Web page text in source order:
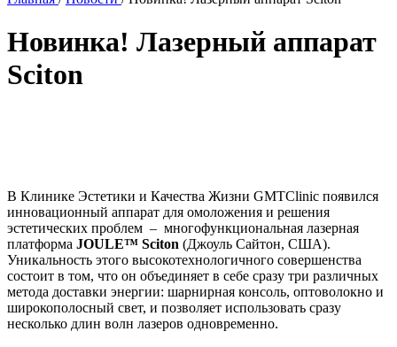
Новинка! Лазерный аппарат
Sciton
В Клинике Эстетики и Качества Жизни GMTClinic появился
инновационный аппарат для омоложения и решения
эстетических проблем – многофункциональная лазерная
платформа JOULE™ Sciton (Джоуль Сайтон, США).
Уникальность этого высокотехнологичного совершенства
состоит в том, что он объединяет в себе сразу три различных
метода доставки энергии: шарнирная консоль, оптоволокно и
широкополосный свет, и позволяет использовать сразу
несколько длин волн лазеров одновременно.